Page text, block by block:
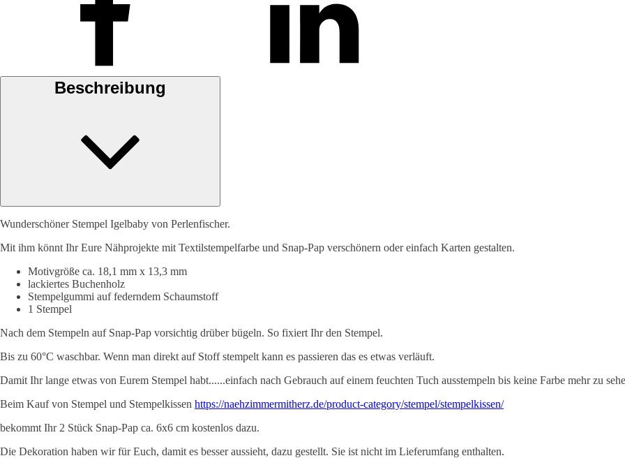
Beschreibung
Wunderschöner Stempel Igelbaby von Perlenfischer.
Mit ihm könnt Ihr Eure Nähprojekte mit Textilstempelfarbe und Snap-Pap verschönern oder einfach Karten gestalten.
Motivgröße ca. 18,1 mm x 13,3 mm
lackiertes Buchenholz
Stempelgummi auf federndem Schaumstoff
1 Stempel
Nach dem Stempeln auf Snap-Pap vorsichtig drüber bügeln. So fixiert Ihr den Stempel.
Bis zu 60°C waschbar. Wenn man direkt auf Stoff stempelt kann es passieren das es etwas verläuft.
Damit Ihr lange etwas von Eurem Stempel habt......einfach nach Gebrauch auf einem feuchten Tuch ausstempeln bis keine Farbe mehr zu
Beim Kauf von Stempel und Stempelkissen https://naehzimmermitherz.de/product-category/stempel/stempelkissen/
bekommt Ihr 2 Stück Snap-Pap ca. 6x6 cm kostenlos dazu.
Die Dekoration haben wir für Euch, damit es besser aussieht, dazu gestellt. Sie ist nicht im Lieferumfang enthalten.